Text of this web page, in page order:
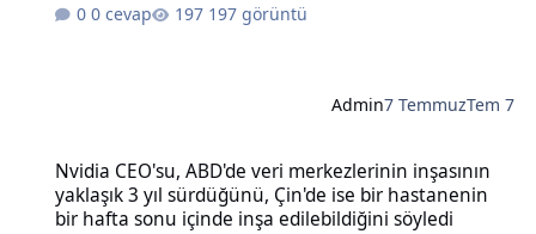
0 cevap 197 görüntü
Admin7 TemmuzTem 7
Nvidia CEO'su, ABD'de veri merkezlerinin inşasının
yaklaşık 3 yıl sürdüğünü, Çin'de ise bir hastanenin
bir hafta sonu içinde inşa edilebildiğini söyledi